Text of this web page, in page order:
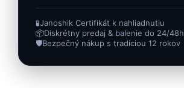
🧪Janoshik Certifikát k nahliadnutiu
📦Diskrétny predaj & balenie do 24/48h
🛡️Bezpečný nákup s tradíciou 12 rokov